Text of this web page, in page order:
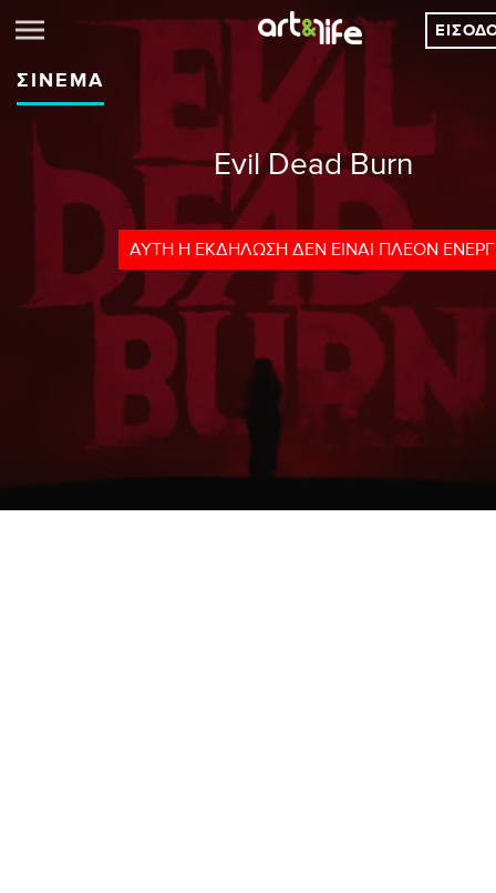
ΣΙΝΕΜΆ
Evil Dead Burn
ΑΥΤΉ Η ΕΚΔΉΛΩΣΗ ΔΕΝ ΕΊΝΑΙ ΠΛΈΟΝ